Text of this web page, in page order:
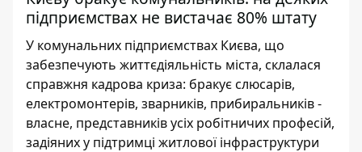
підприємствах не вистачає 80% штату
У комунальних підприємствах Києва, що
забезпечують життєдіяльність міста, склалася
справжня кадрова криза: бракує слюсарів,
електромонтерів, зварників, прибиральників -
власне, представників усіх робітничих професій,
задіяних у підтримці житлової інфраструктури